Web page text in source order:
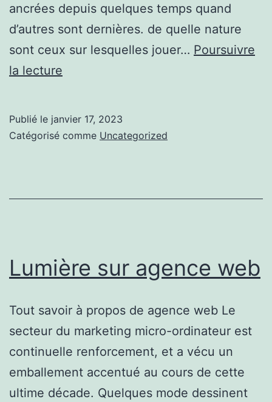
ancrées depuis quelques temps quand
d’autres sont dernières. de quelle nature
sont ceux sur lesquelles jouer… Poursuivre
la lecture
savoir
Publié le janvier 17, 2023
Catégorisé comme Uncategorized
Lumière sur agence web
Tout savoir à propos de agence web Le
secteur du marketing micro-ordinateur est
continuelle renforcement, et a vécu un
emballement accentué au cours de cette
ultime décade. Quelques mode dessinent